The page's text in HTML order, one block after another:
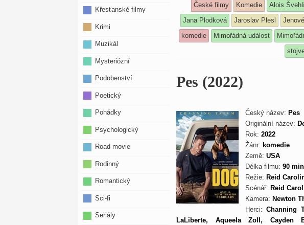
České filmy Komedie Alois
Jana Plodková
Jaroslav Plesl
komedie
Mimořádná událost
Pes (2022)
Český název: Pes
Originální název:
Rok: 2022
Žánr: komedie
Země: USA
Délka filmu: 90
Režie: Reid
Scénář: Reid
Kamera: Newton
Herci:Channing
LaLiberte, Aqueela Zoll,
Křesťanské filmy
Krimi
Muzikál
Mysteriózní
Podobenství
Poetický
Pohádky
Psychologický
Road movie
Rodinný
Romantický
Sci-fi
Seriály